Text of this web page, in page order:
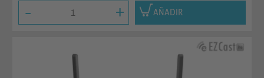
- + AÑADIR